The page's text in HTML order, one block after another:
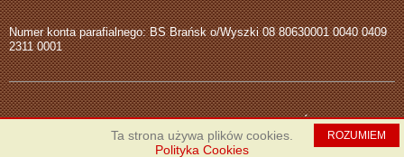
Ta strona używa plików cookies.
Polityka Cookies
ROZUMIEM
Numer konta parafialnego: BS Brańsk o/Wyszki 08 80630001 0040 0409
2311 0001
COPYRIGHT © 2026 PARAFIA RZYMSKOKATOLICKA PW. ŚW. ANDRZEJA
APOSTOŁA W WYSZKACH